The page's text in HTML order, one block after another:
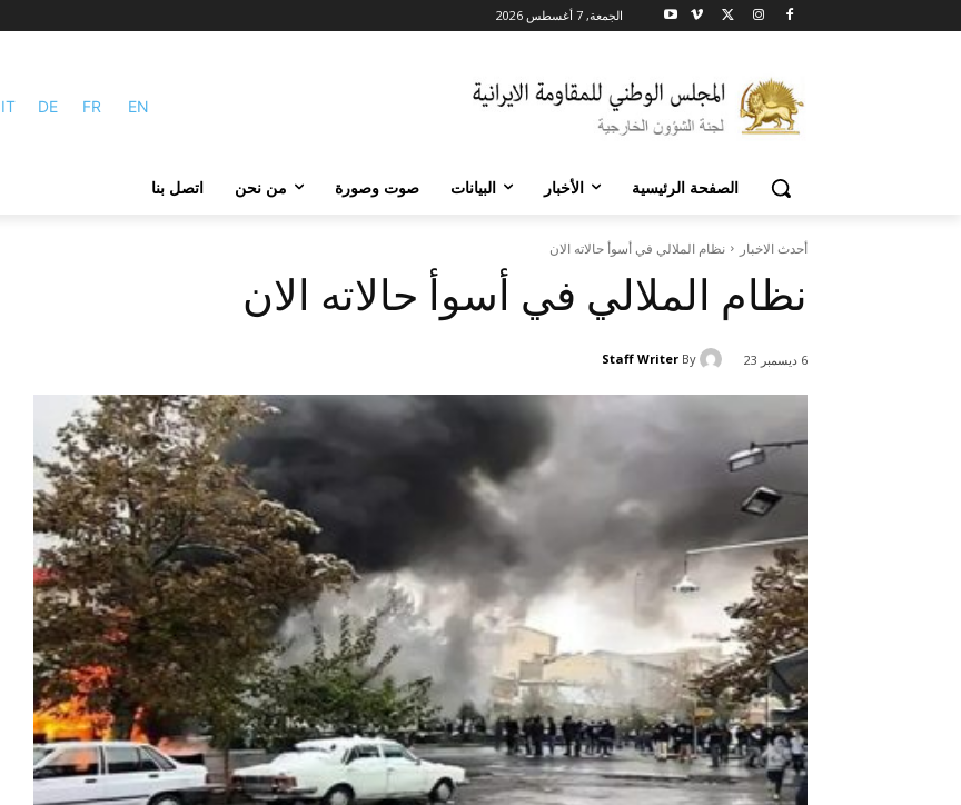
الجمعة, 7 أغسطس 2026
IT DE FR EN
الصفحة الرئيسية الأخبار البيانات صوت وصورة من نحن اتصل بنا
أحدث الاخبار نظام الملالي في أسوأ حالاته الان
نظام الملالي في أسوأ حالاته الان
6 ديسمبر 23 By
Staff Writer